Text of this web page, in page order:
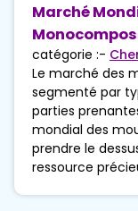
Marché
catégorie :-
Le marché des
segmenté par
parties
mondial des
prendre le
ressource